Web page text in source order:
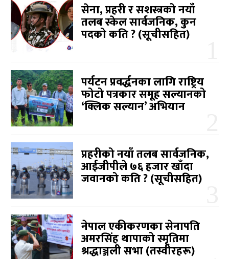
सेना, प्रहरी र सशस्त्रको नयाँ
तलब स्केल सार्वजनिक, कुन
पदको कति ? (सूचीसहित)
पर्यटन प्रवर्द्धनका लागि राष्ट्रिय
फोटो पत्रकार समूह सल्यानको
‘क्लिक सल्यान’ अभियान
प्रहरीको नयाँ तलब सार्वजनिक,
आईजीपीले ७६ हजार खाँदा
जवानको कति ? (सूचीसहित)
नेपाल एकीकरणका सेनापति
अमरसिंह थापाको स्मृतिमा
श्रद्धाञ्जली सभा (तस्वीरहरू)